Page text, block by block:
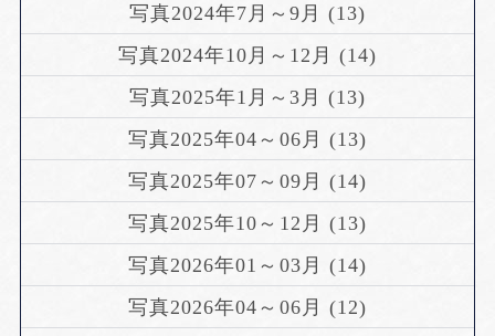
写真2024年7月～9月 (13)
写真2024年10月～12月 (14)
写真2025年1月～3月 (13)
写真2025年04～06月 (13)
写真2025年07～09月 (14)
写真2025年10～12月 (13)
写真2026年01～03月 (14)
写真2026年04～06月 (12)